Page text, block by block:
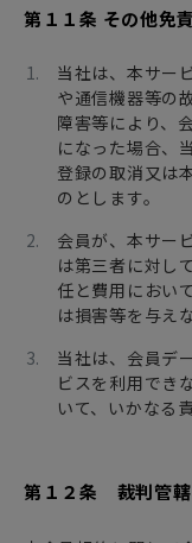
第１１条 その他免
当社は、本サー
や通信機器等の
障害等により、
になった場合、
登録の取消又は
のとします。
会員が、本サー
は第三者に対し
任と費用におい
は損害等を与え
当社は、会員デ
ビスを利用でき
いて、いかなる
第１２条 裁判管轄